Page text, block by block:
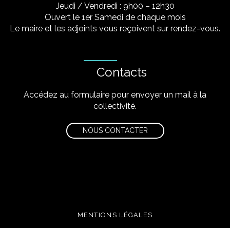
Jeudi / Vendredi : 9h00 – 12h30
Ouvert le 1er Samedi de chaque mois
Le maire et les adjoints vous reçoivent sur rendez-vous.
Contacts
Accédez au formulaire pour envoyer un mail à la
collectivité.
NOUS CONTACTER
MENTIONS LÉGALES